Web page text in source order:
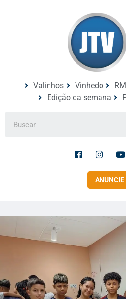
Valinhos Vinhedo
Edição da semana
ANUNCIE